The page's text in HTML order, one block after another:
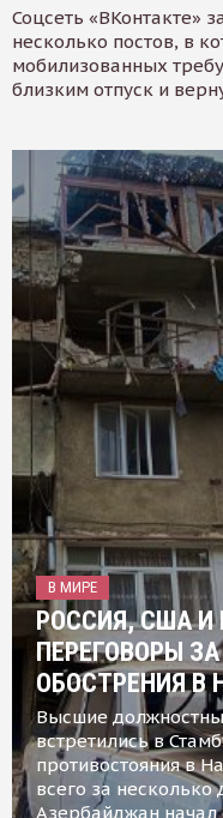
Соцсеть «ВКонтакте»
несколько постов, в
мобилизованных
близким отпуск и
В МИРЕ
РОССИЯ, США И
ПЕРЕГОВОРЫ
ОБОСТРЕНИЯ В
Высшие
встретились в
противостояния в
всего за несколько
Азербайджан начал